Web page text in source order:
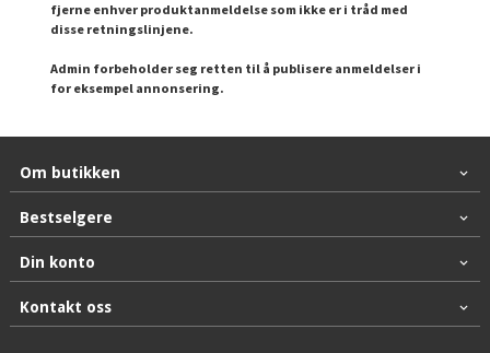
fjerne enhver produktanmeldelse som ikke er i tråd med
disse retningslinjene.
Admin forbeholder seg retten til å publisere anmeldelser i
for eksempel annonsering.
Om butikken
Bestselgere
Din konto
Kontakt oss